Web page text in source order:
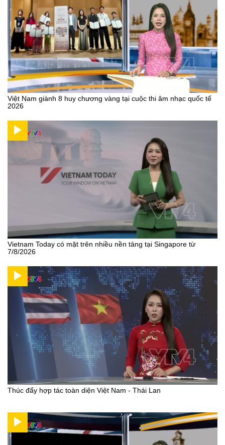
Việt Nam giành 8 huy chương vàng tại cuộc thi âm nhạc quốc tế
2026
Vietnam Today có mặt trên nhiều nền tảng tại Singapore từ
7/8/2026
Thúc đẩy hợp tác toàn diện Việt Nam - Thái Lan